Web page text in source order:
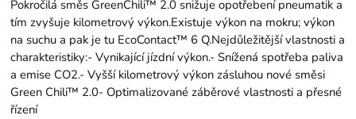
Pokročilá směs GreenChili™ 2.0 snižuje opotřebení pneumatik a
tím zvyšuje kilometrový výkon.Existuje výkon na mokru; výkon
na suchu a pak je tu EcoContact™ 6 Q.Nejdůležitější vlastnosti a
charakteristiky:- Vynikající jízdní výkon.- Snížená spotřeba paliva
a emise CO2.- Vyšší kilometrový výkon zásluhou nové směsi
Green Chili™ 2.0- Optimalizované záběrové vlastnosti a přesné
řízení